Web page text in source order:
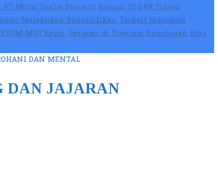
Mitra Usaha PropertiKomisi IV DPR Tinjau
Melakukan Penyelidikan Terkait Informasi
MUI Kepri, Pertama di Provinsi Kepulauan Riau
DAN MENTAL
DAN JAJARAN